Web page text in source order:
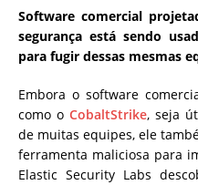
Software comercial
segurança está sendo
para fugir dessas mesmas
Embora o software
como oCobaltStrike, seja
de muitas equipes, ele
ferramenta maliciosa para
Elastic Security Labs